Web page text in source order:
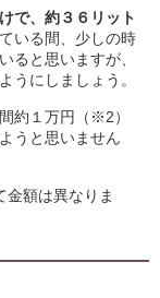
で、約３６リット
いる間、少しの時
ると思いますが、
うにしましょう。
約１万円（※2）
うと思いません
額は異なりま